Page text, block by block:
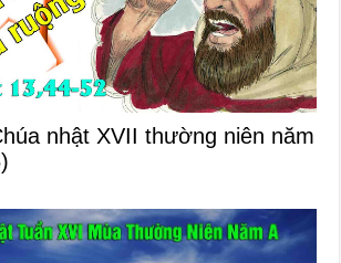
nhật XVII thường niên năm